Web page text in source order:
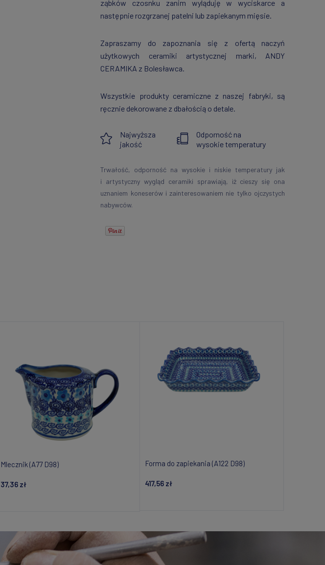
ząbków czosnku zanim wyląduję w wyciskarce a
następnie rozgrzanej patelni lub zapiekanym mięsie.
Zapraszamy do zapoznania się z ofertą naczyń
użytkowych ceramiki artystycznej marki, ANDY
CERAMIKA z Bolesławca.
Wszystkie produkty ceramiczne z naszej fabryki, są
ręcznie dekorowane z dbałością o detale.
Najwyższa
jakość
Odporność na
wysokie temperatury
Trwałość, odporność na wysokie i niskie temperatury jak
i artystyczny wygląd ceramiki sprawiają, iż cieszy się ona
uznaniem koneserów i zainteresowaniem nie tylko ojczystych
nabywców.
Mlecznik (A77 D98)
37,36 zł
Forma do zapiekania (A122 D98)
417,56 zł